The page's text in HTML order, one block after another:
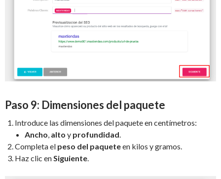
Paso 9: Dimensiones del paquete
Introduce las dimensiones del paquete en centímetros:
Ancho alto y profundidad
Completa el peso del paqueteen kilos y gramos.
Haz clic en Siguiente